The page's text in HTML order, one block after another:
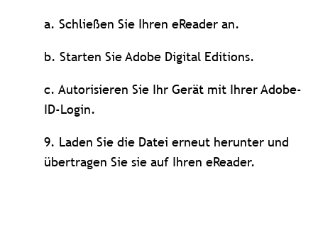
a. Schließen Sie Ihren eReader an.
b. Starten Sie Adobe Digital Editions.
c. Autorisieren Sie Ihr Gerät mit Ihrer Adobe-
ID-Login.
9. Laden Sie die Datei erneut herunter und
übertragen Sie sie auf Ihren eReader.